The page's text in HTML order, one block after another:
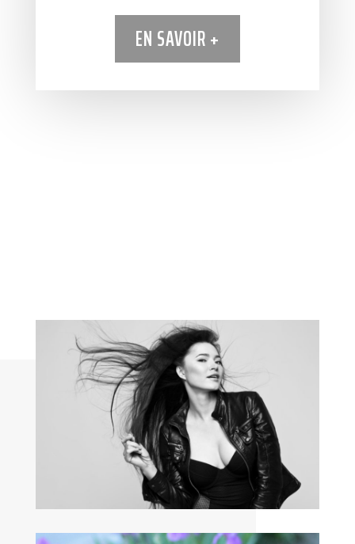
EN SAVOIR +